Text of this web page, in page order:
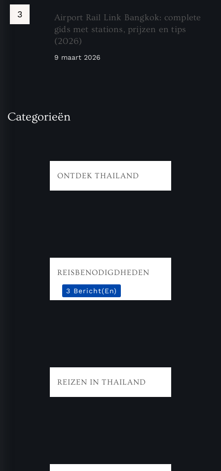
Airport Rail Link Bangkok: complete
gids met stations, prijzen en tips
(2026)
9 maart 2026
Categorieën
ONTDEK THAILAND
REISBENODIGDHEDEN
3 Bericht(en)
REIZEN IN THAILAND